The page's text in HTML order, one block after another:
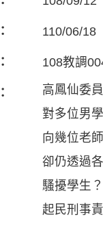
110/06/18
108教調
高鳳仙委
對多位男
向幾位老
卻仍透過
騷擾學生
起民刑事